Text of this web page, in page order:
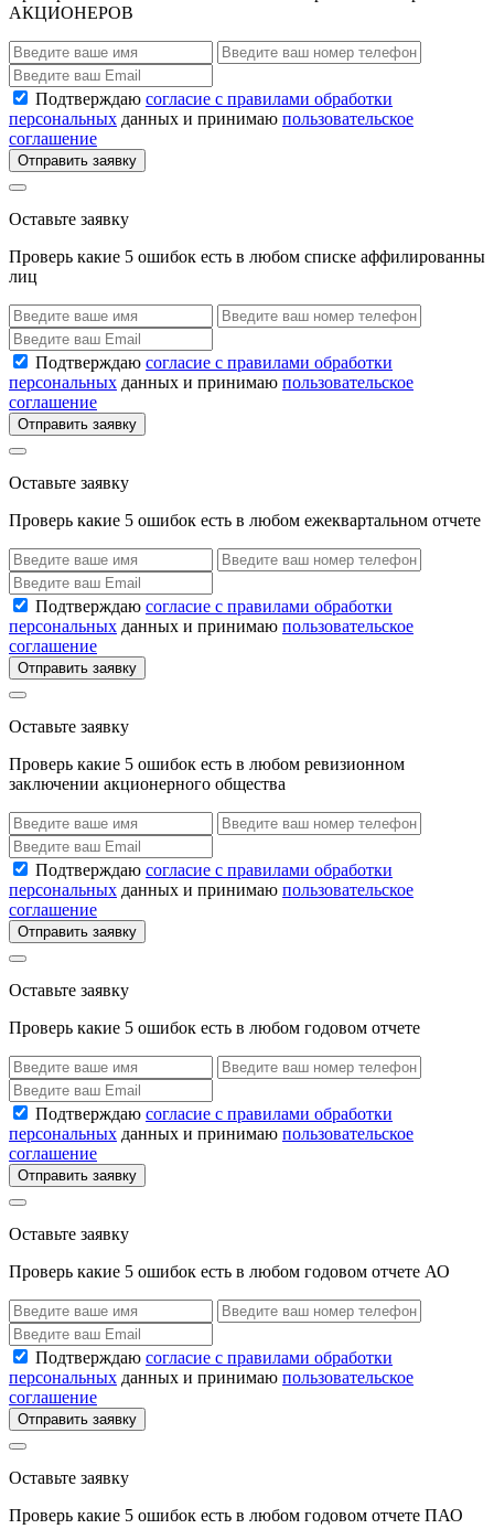
АКЦИОНЕРОВ
Подтверждаю согласие с правилами обработки
персональных данных и принимаю пользовательское
соглашение
Отправить заявку
Оставьте заявку
Проверь какие 5 ошибок есть в любом списке аффилированны
лиц
Подтверждаю согласие с правилами обработки
персональных данных и принимаю пользовательское
соглашение
Отправить заявку
Оставьте заявку
Проверь какие 5 ошибок есть в любом ежеквартальном отчете
Подтверждаю согласие с правилами обработки
персональных данных и принимаю пользовательское
соглашение
Отправить заявку
Оставьте заявку
Проверь какие 5 ошибок есть в любом ревизионном
заключении акционерного общества
Подтверждаю согласие с правилами обработки
персональных данных и принимаю пользовательское
соглашение
Отправить заявку
Оставьте заявку
Проверь какие 5 ошибок есть в любом годовом отчете
Подтверждаю согласие с правилами обработки
персональных данных и принимаю пользовательское
соглашение
Отправить заявку
Оставьте заявку
Проверь какие 5 ошибок есть в любом годовом отчете АО
Подтверждаю согласие с правилами обработки
персональных данных и принимаю пользовательское
соглашение
Отправить заявку
Оставьте заявку
Проверь какие 5 ошибок есть в любом годовом отчете ПАО